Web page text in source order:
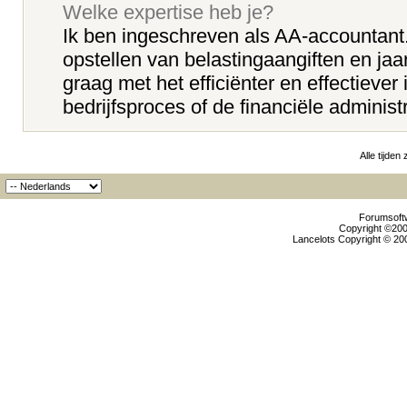
Welke expertise heb je?
Ik ben ingeschreven als AA-
opstellen van belastingaangiften en
graag met het efficiënter en effectiever
bedrijfsproces of de financiële
Alle tijden
Copyright
Lancelots Copyright ©